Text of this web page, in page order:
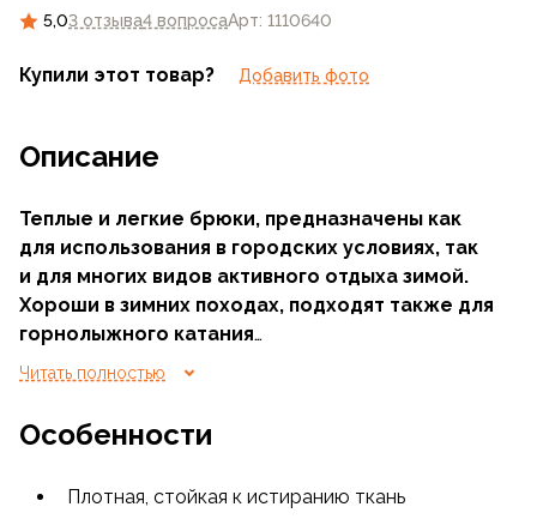
5,03 отзыва4 вопросаАрт: 1110640
Купили этот товар? Добавить фото
Описание
Теплые и легкие брюки, предназначены как
для использования в городских условиях, так
и для многих видов активного отдыха зимой.
Хороши в зимних походах, подходят также для
горнолыжного катания
от ожидания — прощаясь, мы обещали
им вернуться. Канты лыж уже наточены, собаки
парусами. Мы скоро встретимся и распишем
Читать полностью
Особенности
Плотная, стойкая к истиранию ткань